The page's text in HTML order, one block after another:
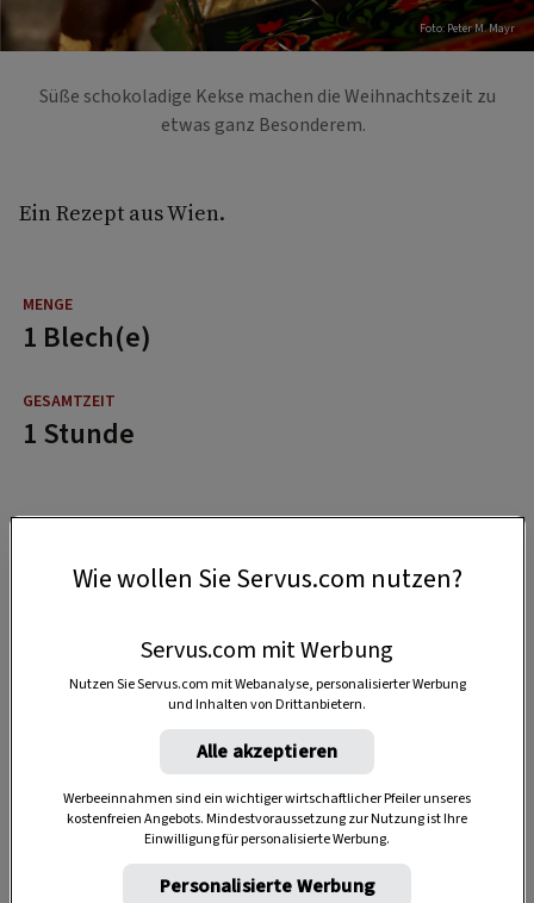
Foto: Peter M. Mayr
Süße schokoladige Kekse machen die Weihnachtszeit zu
etwas ganz Besonderem.
Ein Rezept aus Wien.
1 Blech(e)
1 Stunde
Wie wollen Sie Servus.com nutzen?
Servus.com mit Werbung
Nutzen Sie Servus.com mit Webanalyse, personalisierter Werbung
und Inhalten von Drittanbietern.
Alle akzeptieren
Werbeeinnahmen sind ein wichtiger wirtschaftlicher Pfeiler unseres
kostenfreien Angebots. Mindestvoraussetzung zur Nutzung ist Ihre
Einwilligung für personalisierte Werbung.
Personalisierte Werbung